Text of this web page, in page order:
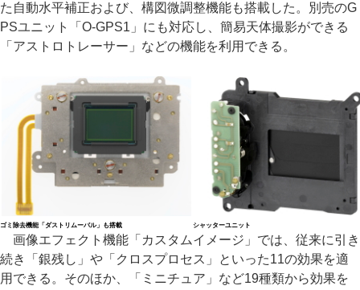
た自動水平補正および、構図微調整機能も搭載した。別売のG
PSユニット「O-GPS1」にも対応し、簡易天体撮影ができる
「アストロトレーサー」などの機能を利用できる。
ゴミ除去機能「ダストリムーバル」も搭載 シャッターユニット
画像エフェクト機能「カスタムイメージ」では、従来に引き
続き「銀残し」や「クロスプロセス」といった11の効果を適
用できる。そのほか、「ミニチュア」など19種類から効果を